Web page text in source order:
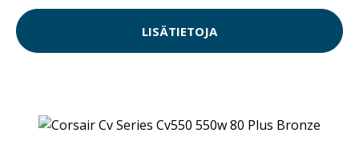
LISÄTIETOJA